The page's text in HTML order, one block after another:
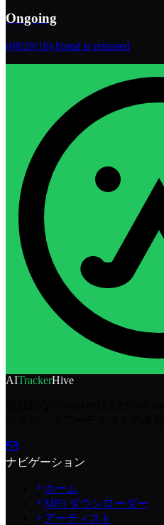
Ongoing
(08/20/16) blond is released
AITrackerHive
ナビゲーション
ホーム
MP3 ダウンローダー
アーティスト